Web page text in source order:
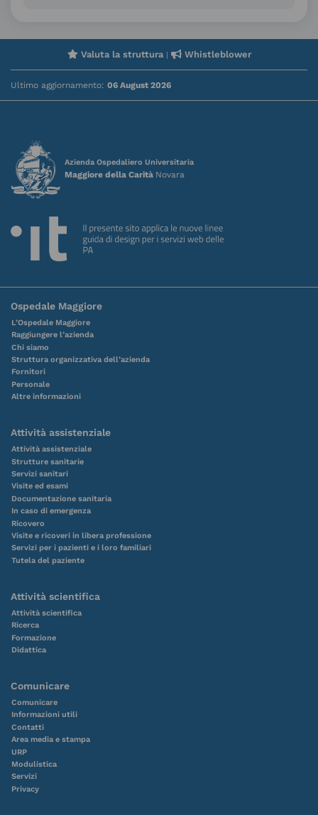
Valuta la struttura| Whistleblower
Ultimo aggiornamento: 06 August 2026
Azienda Ospedaliero Universitaria
Maggiore della Carità Novara
Ospedale Maggiore
L’Ospedale Maggiore
Raggiungere l’azienda
Chi siamo
Struttura organizzativa dell’azienda
Fornitori
Personale
Altre informazioni
Attività assistenziale
Attività assistenziale
Strutture sanitarie
Servizi sanitari
Visite ed esami
Documentazione sanitaria
In caso di emergenza
Ricovero
Visite e ricoveri in libera professione
Servizi per i pazienti e i loro familiari
Tutela del paziente
Attività scientifica
Attività scientifica
Ricerca
Formazione
Didattica
Comunicare
Comunicare
Informazioni utili
Contatti
Area media e stampa
URP
Modulistica
Servizi
Privacy